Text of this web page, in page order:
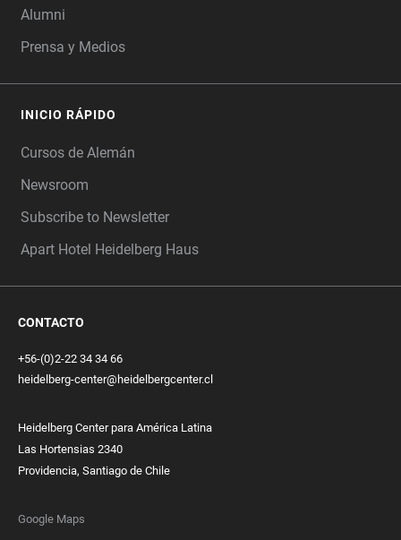
Alumni
Prensa y Medios
INICIO RÁPIDO
Cursos de Alemán
Newsroom
Subscribe to Newsletter
Apart Hotel Heidelberg Haus
CONTACTO
+56-(0)2-22 34 34 66
heidelberg-center@heidelbergcenter.cl
Heidelberg Center para América Latina
Las Hortensias 2340
Providencia, Santiago de Chile
Google Maps